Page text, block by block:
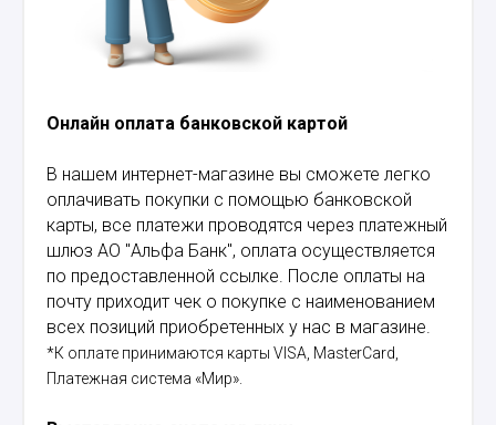
Онлайн оплата банковской картой
В нашем интернет-магазине вы сможете легко
оплачивать покупки с помощью банковской
карты, все платежи проводятся через платежный
шлюз АО "Альфа Банк", оплата осуществляется
по предоставленной ссылке. После оплаты на
почту приходит чек о покупке с наименованием
всех позиций приобретенных у нас в магазине.
*К оплате принимаются карты VISA, MasterCard,
Платежная система «Мир».